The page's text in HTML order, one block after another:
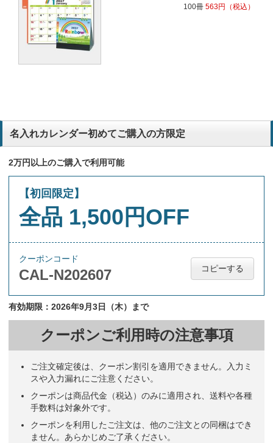
100冊 563円 （税込）
名入れカレンダー初めてご購入の方限定
2万円以上のご購入で利用可能
【初回限定】
全品 1,500円OFF
クーポンコード
CAL-N202607 コピーする
有効期限：2026年9月3日（木）まで
クーポンご利用時の注意事項
ご注文確定後は、クーポン割引を適用できません。入力ミ
スや入力漏れにご注意ください。
クーポンは商品代金（税込）のみに適用され、送料や各種
手数料は対象外です。
クーポンを利用したご注文は、他のご注文との同梱はでき
ません。あらかじめご了承ください。